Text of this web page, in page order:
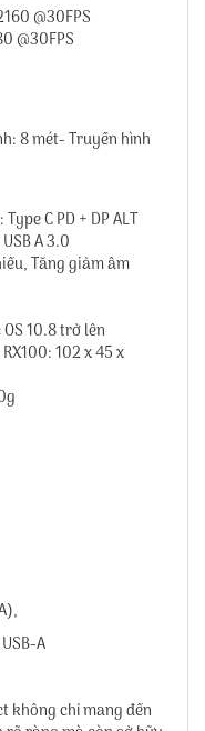
@30FPS
@30FPS
8 mét- Truyền hình
C PD + DP ALT
A 3.0
Tăng giảm âm
10.8 trở lên
102 x 45 x
A
không chỉ mang đến